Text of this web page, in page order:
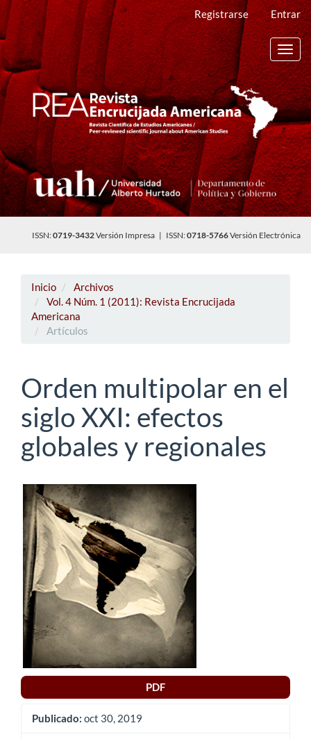
Navegación
principal
Contenido
principal
Barra
lateral
Registrarse Entrar
ISSN:0719-3432Versión Impresa | ISSN:0718-5766Versión Electrónica
Inicio
Archivos
Vol. 4 Núm. 1 (2011): Revista Encrucijada
Americana
Artículos
Orden multipolar en el
siglo XXI: efectos
globales y regionales
Barra
lateral
del
artículo
PDF
Publicado: oct 30, 2019